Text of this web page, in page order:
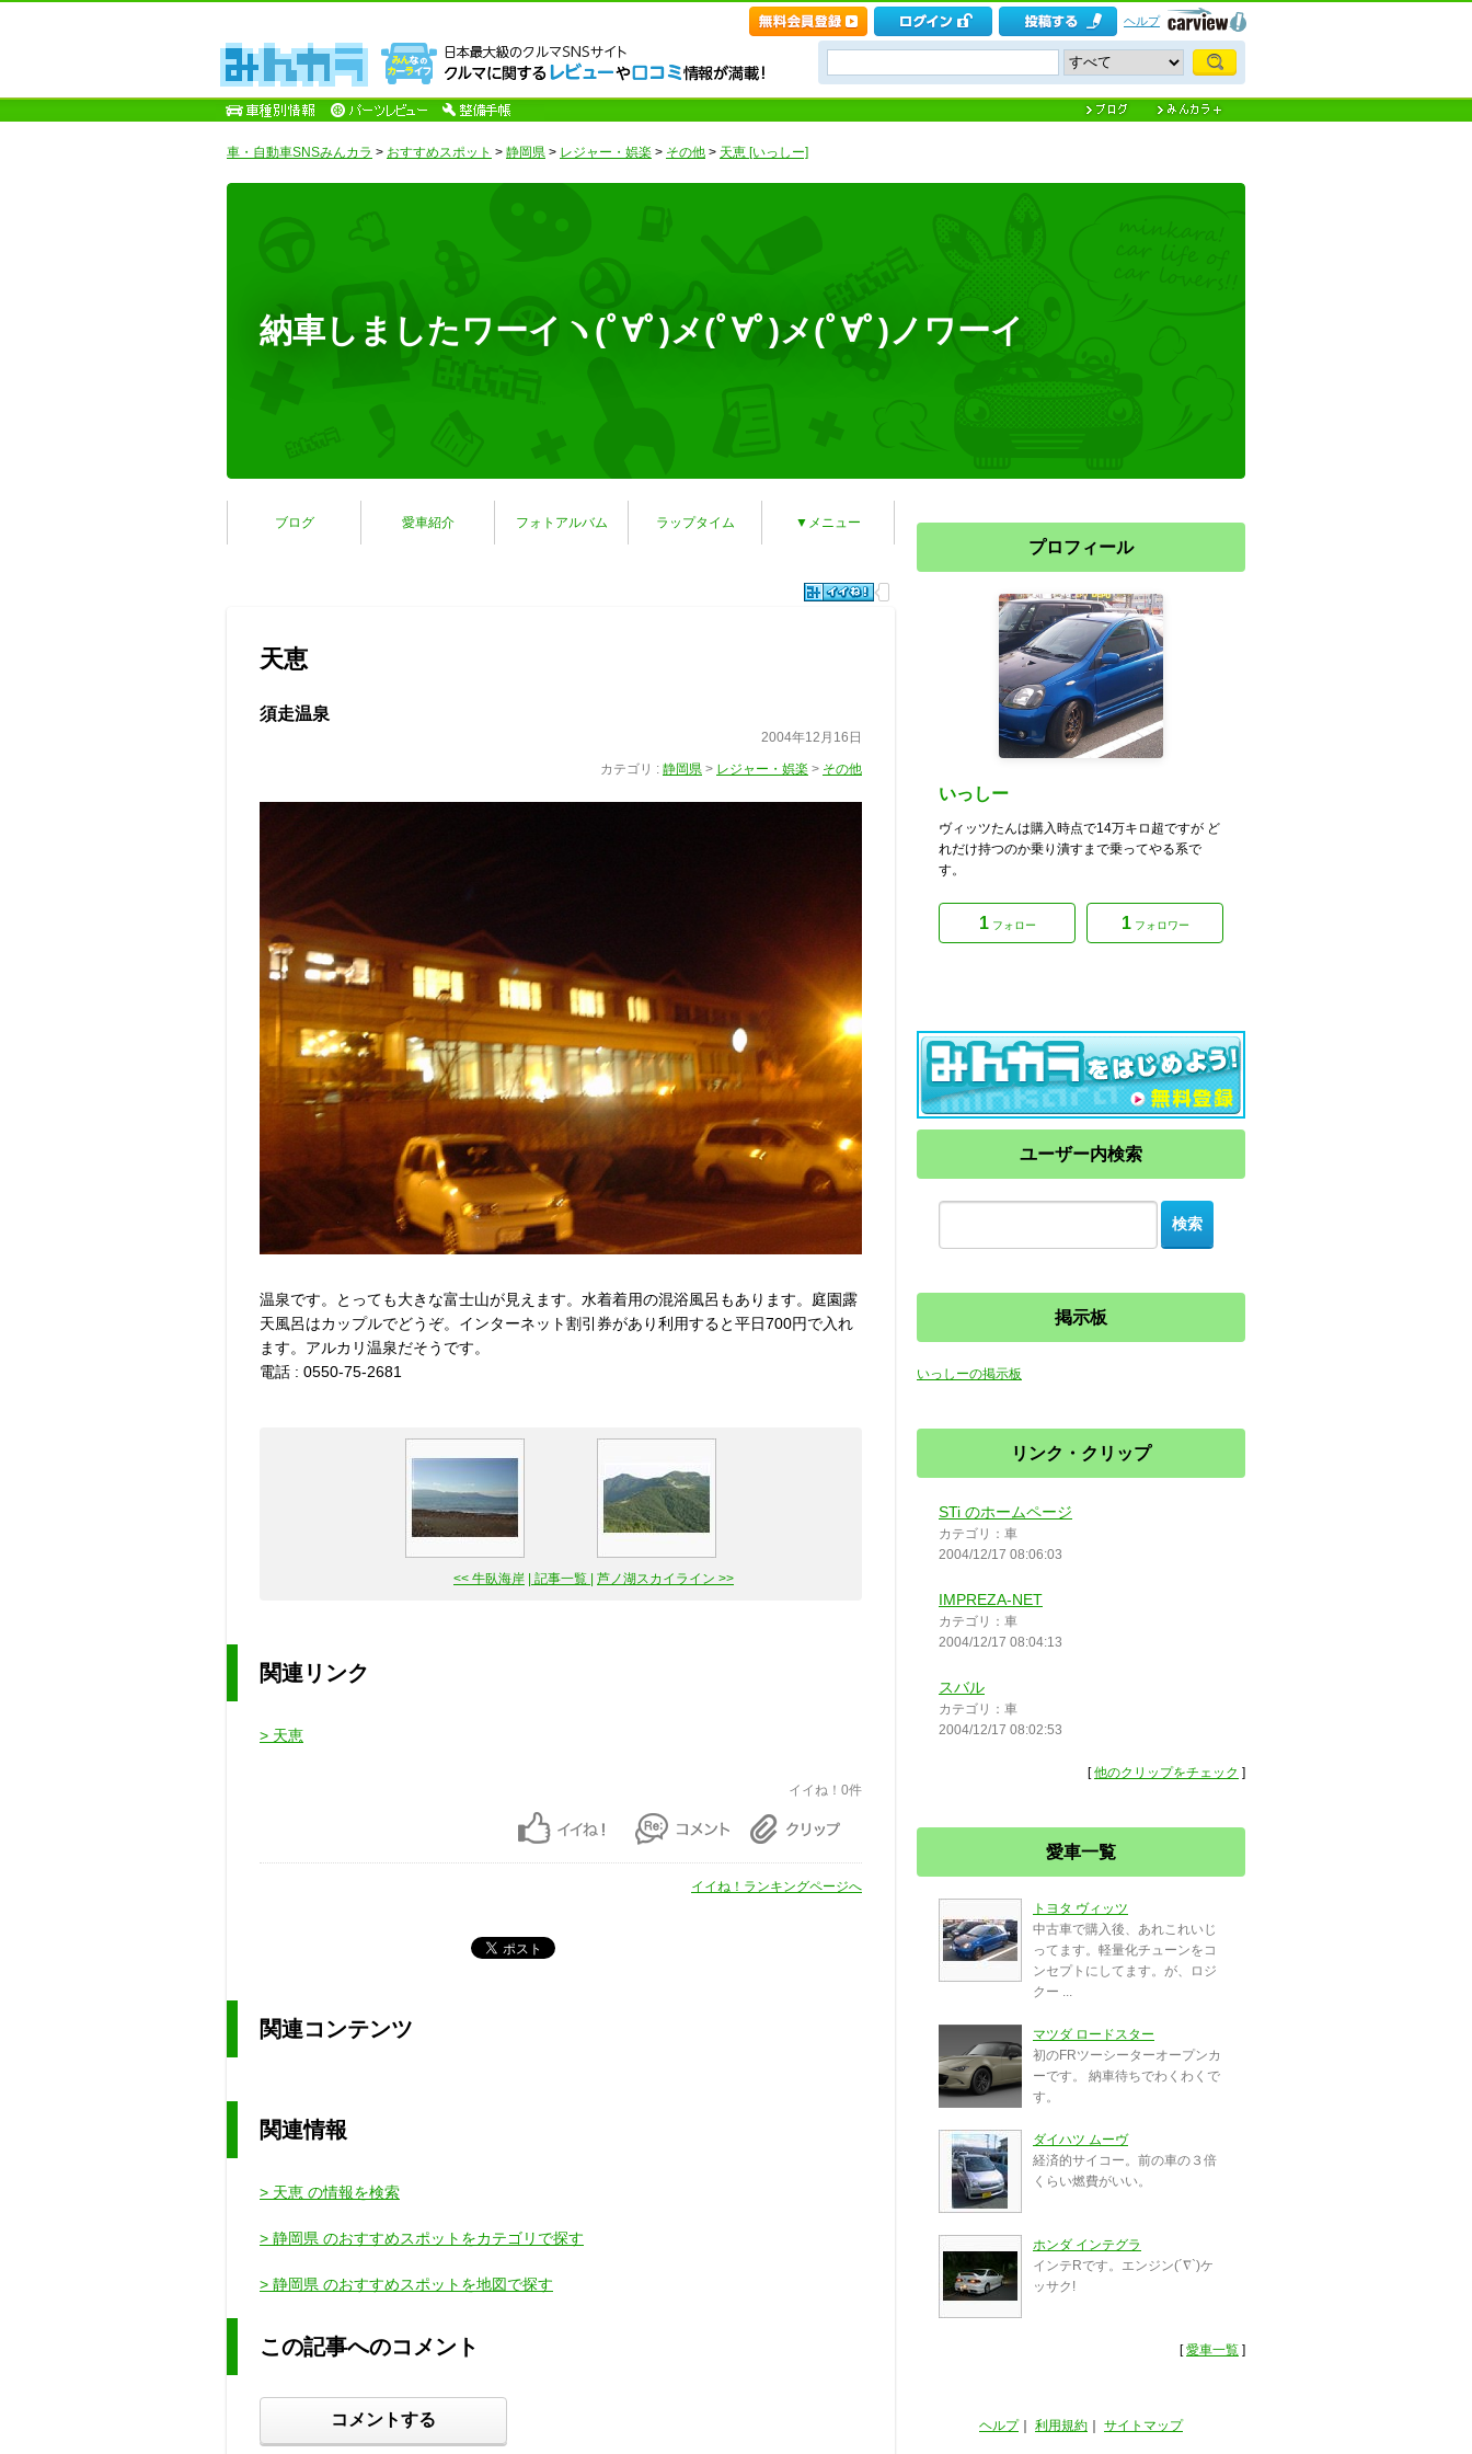
ヘルプ
車・自動車SNSみんカラ > おすすめスポット > 静岡県 > レジャー・娯楽 > その他 > 天恵 [いっしー]
納車しましたワーイヽ(ﾟ∀ﾟ)メ(ﾟ∀ﾟ)メ(ﾟ∀ﾟ)ノワーイ
ブログ 愛車紹介 フォトアルバム ラップタイム ▼メニュー
天恵
須走温泉
2004年12月16日
カテゴリ : 静岡県 > レジャー・娯楽 > その他
温泉です。とっても大きな富士山が見えます。水着着用の混浴風呂もあります。庭園露
天風呂はカップルでどうぞ。インターネット割引券があり利用すると平日700円で入れ
ます。アルカリ温泉だそうです。
電話 : 0550-75-2681
<< 牛臥海岸 | 記事一覧 | 芦ノ湖スカイライン >>
関連リンク
> 天恵
イイね！0件
イイね！ランキングページへ
関連コンテンツ
関連情報
> 天恵 の情報を検索
> 静岡県 のおすすめスポットをカテゴリで探す
> 静岡県 のおすすめスポットを地図で探す
この記事へのコメント
コメントする
プロフィール
いっしー
ヴィッツたんは購入時点で14万キロ超ですが ど
れだけ持つのか乗り潰すまで乗ってやる系で
す。
1フォロー 1フォロワー
ユーザー内検索
掲示板
いっしーの掲示板
リンク・クリップ
STi のホームページ
カテゴリ：車
2004/12/17 08:06:03
IMPREZA-NET
カテゴリ：車
2004/12/17 08:04:13
スバル
カテゴリ：車
2004/12/17 08:02:53
[他のクリップをチェック ]
愛車一覧
トヨタ ヴィッツ
中古車で購入後、あれこれいじ
ってます。軽量化チューンをコ
ンセプトにしてます。が、ロジ
クー ...
マツダ ロードスター
初のFRツーシーターオープンカ
ーです。 納車待ちでわくわくで
す。
ダイハツ ムーヴ
経済的サイコー。前の車の３倍
くらい燃費がいい。
ホンダ インテグラ
インテRです。エンジン(´∇`)ケ
ッサク!
[愛車一覧 ]
ヘルプ｜ 利用規約 サイトマップ